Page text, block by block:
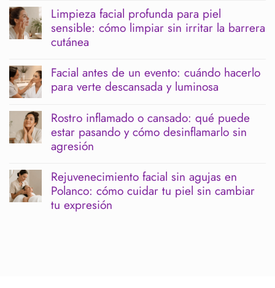
hay
comentarios
en
Menopausia
y
pesadas:
cómo
acompañar
tu
corporal
Limpieza facial profunda para piel
sensible: cómo limpiar sin irritar la barrera
cutánea
hay
comentarios
en
Limpieza
profunda
para
piel
sensible:
cómo
sin
irritar
la
barrera
cutánea
Facial antes de un evento: cuándo hacerlo
para verte descansada y luminosa
hay
comentarios
en
Facial
antes
un
evento:
cuándo
hacerlo
para
Rostro inflamado o cansado: qué puede
estar pasando y cómo desinflamarlo sin
agresión
hay
comentarios
en
Rostro
inflamado
Rejuvenecimiento facial sin agujas en
Polanco: cómo cuidar tu piel sin cambiar
tu expresión